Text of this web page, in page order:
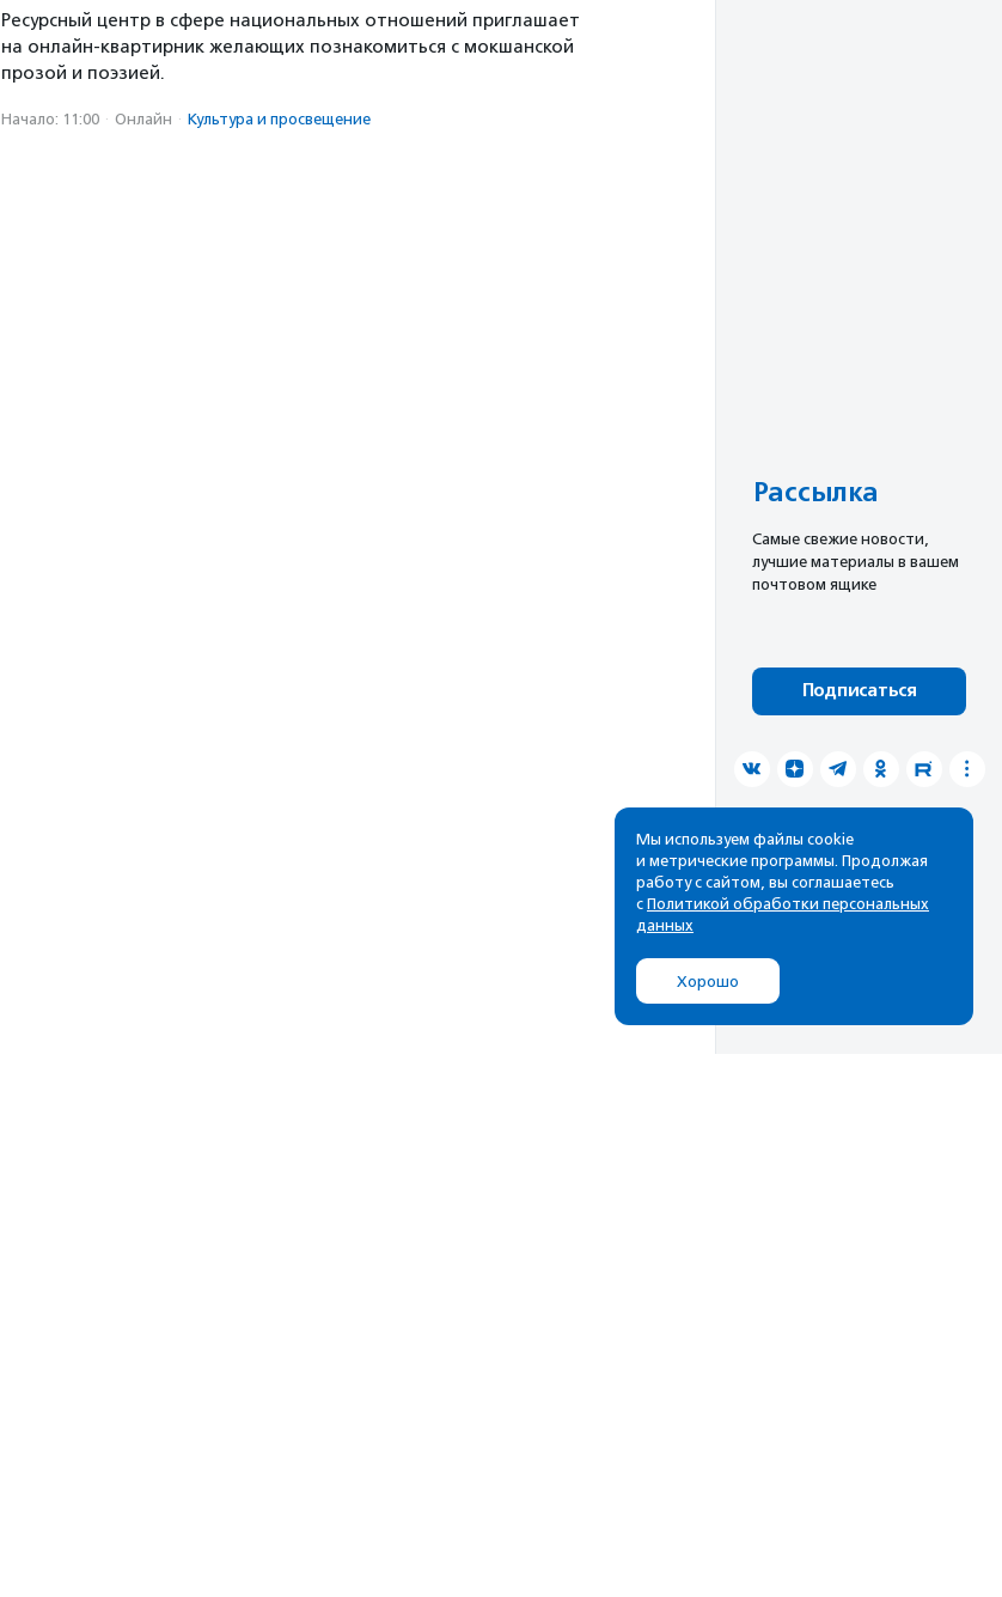
Ресурсный центр в сфере национальных отношений приглашает
на онлайн-квартирник желающих познакомиться с мокшанской
прозой и поэзией.
Начало: 11:00 · Онлайн · Культура и просвещение
Рассылка
Cамые свежие новости,
лучшие материалы в вашем
почтовом ящике
Подписаться
Мы используем файлы cookie
и метрические программы. Продолжая
работу с сайтом, вы соглашаетесь
с Политикой обработки персональных
данных
Хорошо